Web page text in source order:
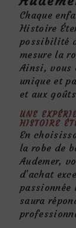
Chaque
Histoire
possibilité
mesure la
Ainsi, vous
unique et
et aux
UNE
HISTOIRE
En
la robe de
Audemer,
d'achat
passionnée
saura